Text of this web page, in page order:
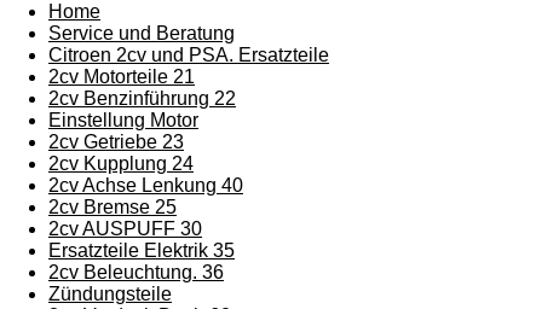
Home
Service und Beratung
Citroen 2cv und PSA. Ersatzteile
2cv Motorteile 21
2cv Benzinführung 22
Einstellung Motor
2cv Getriebe 23
2cv Kupplung 24
2cv Achse Lenkung 40
2cv Bremse 25
2cv AUSPUFF 30
Ersatzteile Elektrik 35
2cv Beleuchtung. 36
Zündungsteile